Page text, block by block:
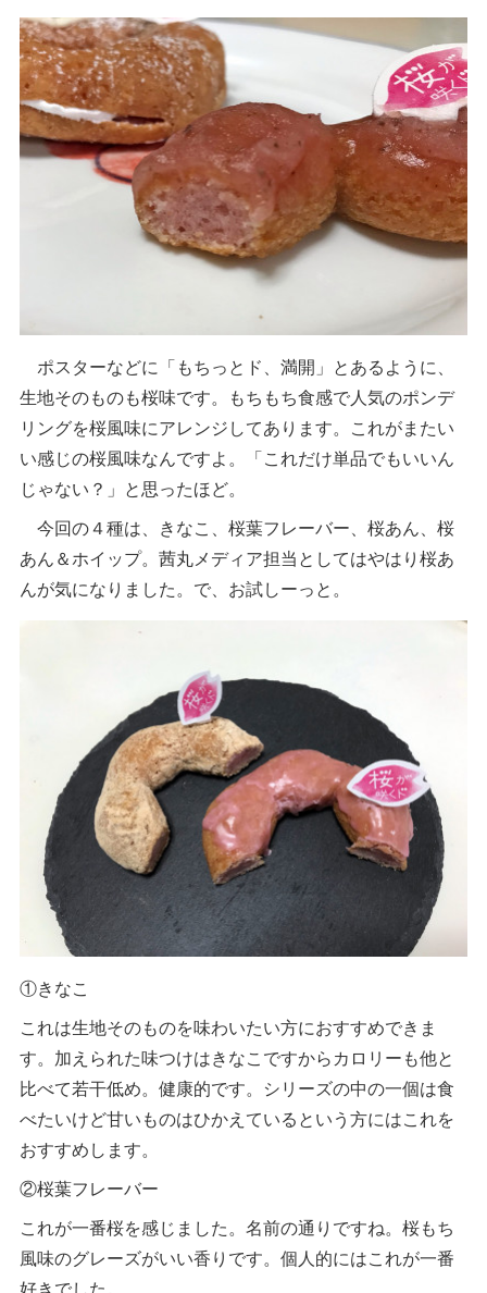
ポスターなどに「もちっとド、満開」とあるように、
生地そのものも桜味です。もちもち食感で人気のポンデ
リングを桜風味にアレンジしてあります。これがまたい
い感じの桜風味なんですよ。「これだけ単品でもいいん
じゃない？」と思ったほど。
今回の４種は、きなこ、桜葉フレーバー、桜あん、桜
あん＆ホイップ。茜丸メディア担当としてはやはり桜あ
んが気になりました。で、お試しーっと。
①きなこ
これは生地そのものを味わいたい方におすすめできま
す。加えられた味つけはきなこですからカロリーも他と
比べて若干低め。健康的です。シリーズの中の一個は食
べたいけど甘いものはひかえているという方にはこれを
おすすめします。
②桜葉フレーバー
これが一番桜を感じました。名前の通りですね。桜もち
風味のグレーズがいい香りです。個人的にはこれが一番
好きでした。